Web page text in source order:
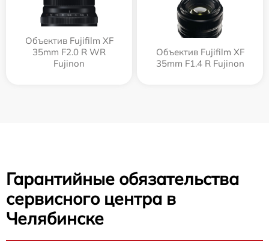
Объектив Fujifilm XF
35mm F2.0 R WR
Fujinon
Объектив Fujifilm XF
35mm F1.4 R Fujinon
Гарантийные обязательства
сервисного центра в
Челябинске